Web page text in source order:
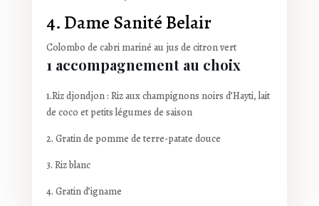
4. Dame Sanité Belair
Colombo de cabri mariné au jus de citron vert
1 accompagnement au choix
1.Riz djondjon : Riz aux champignons noirs d’Hayti, lait
de coco et petits légumes de saison
2. Gratin de pomme de terre-patate douce
3. Riz blanc
4. Gratin d’igname